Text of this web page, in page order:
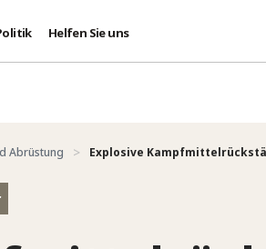
Helfen Sie uns
Abrüstung Explosive